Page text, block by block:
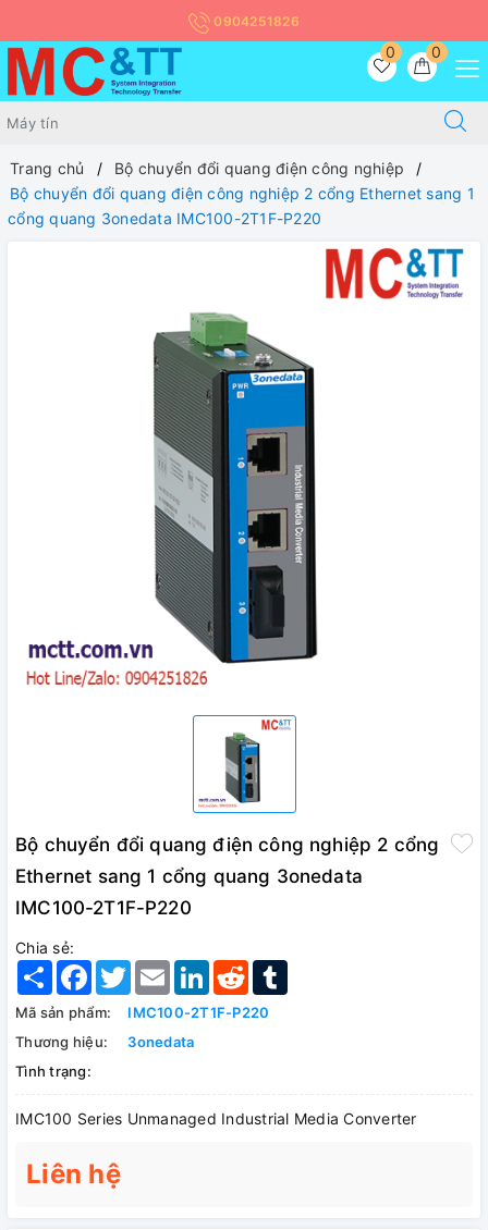
0904251826
0
0
Trang chủ
Bộ chuyển đổi quang điện công nghiệp
Bộ chuyển đổi quang điện công nghiệp 2 cổng Ethernet sang 1
cổng quang 3onedata IMC100-2T1F-P220
Bộ chuyển đổi quang điện công nghiệp 2 cổng
Ethernet sang 1 cổng quang 3onedata
IMC100-2T1F-P220
Chia sẻ:
Share Facebook
TwitterEmail LinkedInReddit
Mã sản phẩm:
IMC100-2T1F-P220
Thương hiệu:
3onedata
Tình trạng:
IMC100 Series Unmanaged Industrial Media Converter
Liên hệ